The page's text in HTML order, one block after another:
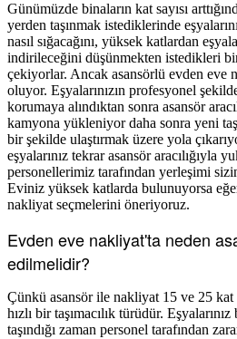
Günümüzde binaların kat sayısı
yerden taşınmak istediklerinde
nasıl sığacağını, yüksek katlardan
indirileceğini düşünmekten istedikleri
çekiyorlar. Ancak asansörlü evden eve
oluyor. Eşyalarınızın profesyonel
korumaya alındıktan sonra asansör
kamyona yükleniyor daha sonra yeni
bir şekilde ulaştırmak üzere yola
eşyalarınız tekrar asansör aracılığıyla
personellerimiz tarafından yerleşimi
Eviniz yüksek katlarda bulunuyorsa
nakliyat seçmelerini öneriyoruz.
Evden eve nakliyat'ta neden
edilmelidir?
Çünkü asansör ile nakliyat 15 ve 25 kat
hızlı bir taşımacılık türüdür.
taşındığı zaman personel tarafından